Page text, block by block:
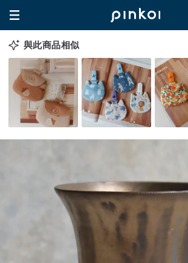
與此商品相似